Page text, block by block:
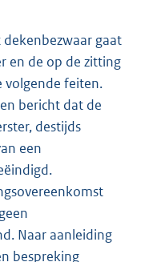
gaat
en de op de zitting
volgende feiten.
bericht dat de
destijds
een
Naar aanleiding
bespreking